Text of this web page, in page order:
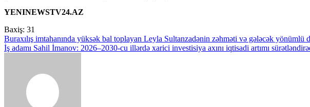
YENINEWSTV24.AZ
Baxiş: 31
Yazı
naviqasiyası
Buraxılış imtahanında yüksək bal toplayan Leyla Sultanzadənin zəhməti və gələcək yönümlü
İş adamı Sahil İmanov: 2026–2030-cu illərdə xarici investisiya axını iqtisadi artımı